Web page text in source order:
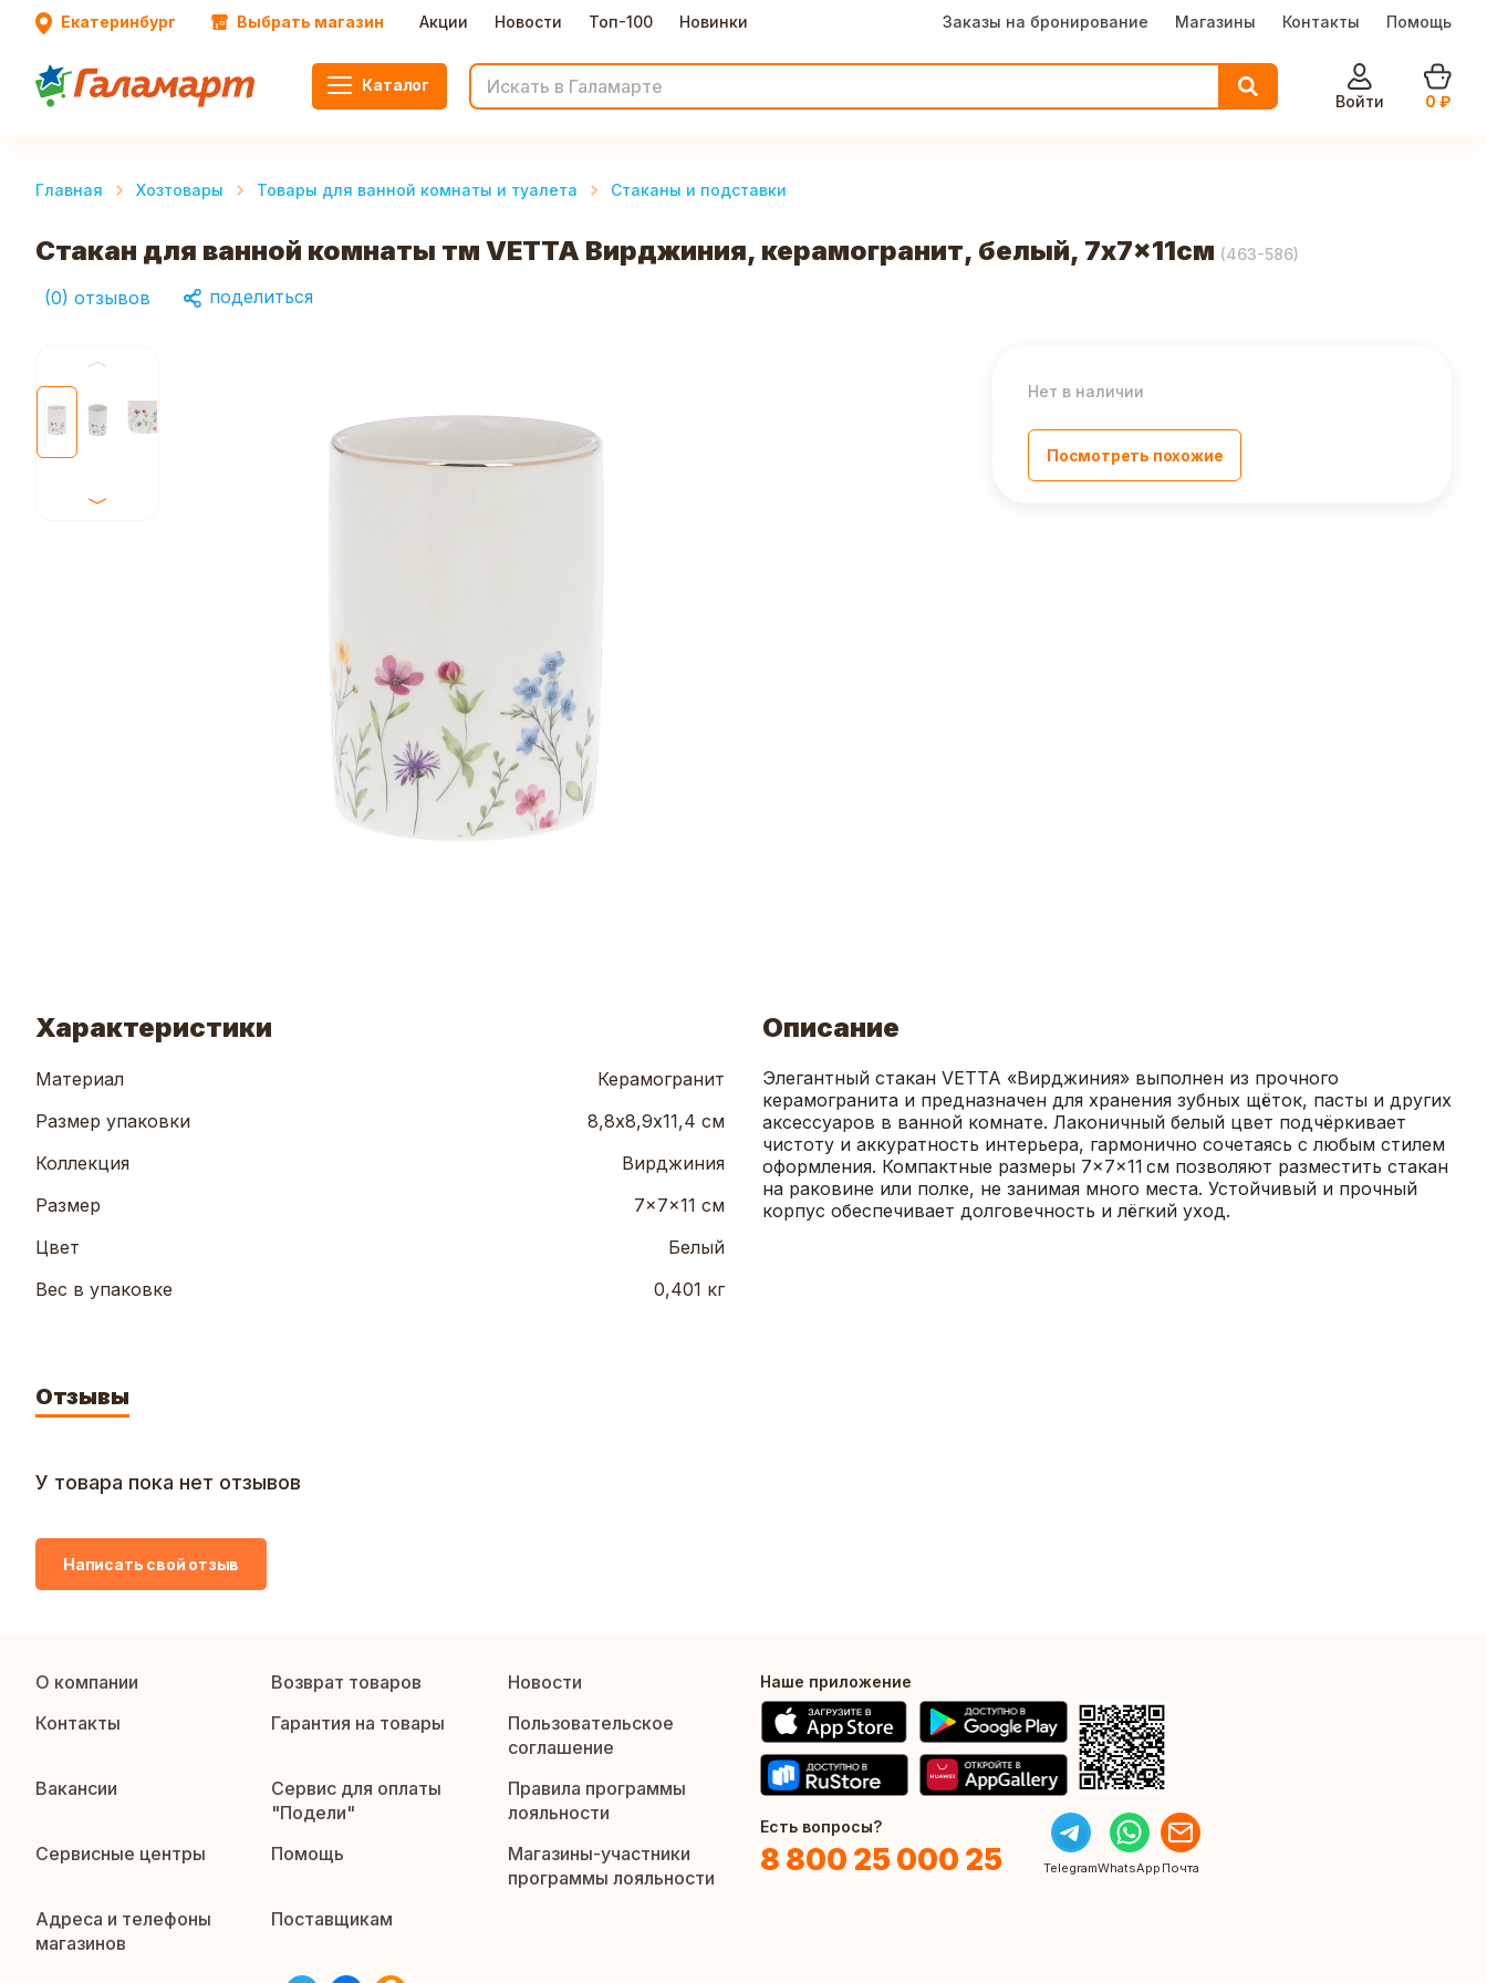
Екатеринбург Выбрать магазин Акции Новости Топ-100 Новинки Заказы на бронирование Магазины Контакты Помощь
Каталог
Войти
0 ₽
Главная Хозтовары Товары для ванной комнаты и туалета Стаканы и подставки
Стакан для ванной комнаты тм VETTA Вирджиния, керамогранит, белый, 7x7x11см (463-586)
(0) отзывов поделиться
Нет в наличии
Посмотреть похожие
Характеристики
Материал
Керамогранит
Размер упаковки
8,8х8,9х11,4 см
Коллекция
Вирджиния
Размер
7x7x11 см
Цвет
Белый
Вес в упаковке
0,401 кг
Описание
Элегантный стакан VETTA «Вирджиния» выполнен из прочного
керамогранита и предназначен для хранения зубных щёток, пасты и других
аксессуаров в ванной комнате. Лаконичный белый цвет подчёркивает
чистоту и аккуратность интерьера, гармонично сочетаясь с любым стилем
оформления. Компактные размеры 7×7×11 см позволяют разместить стакан
на раковине или полке, не занимая много места. Устойчивый и прочный
корпус обеспечивает долговечность и лёгкий уход.
Отзывы
У товара пока нет отзывов
Написать свой отзыв
О компании Возврат товаров
Новости
Контакты
Гарантия на товары
Пользовательское
соглашение
Вакансии
Сервис для оплаты
"Подели"
Правила программы
лояльности
Сервисные центры
Помощь
Магазины-участники
программы лояльности
Адреса и телефоны
магазинов
Поставщикам
Наше приложение
Есть вопросы?
8 800 25 000 25 TelegramWhatsApp Почта